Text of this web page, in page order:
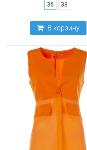
36 38
В корзину